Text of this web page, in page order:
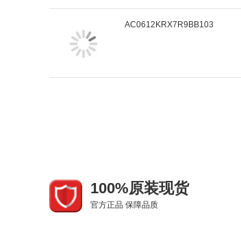
AC0612KRX7R9BB103
100%原装现货
官方正品 保障品质